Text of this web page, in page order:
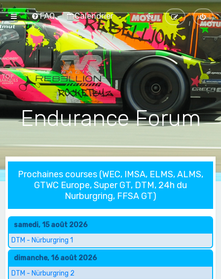
FAQ Calendrier
Endurance Forum
Prochaines courses (WEC, IMSA, ELMS, ALMS,
GTWC Europe, Super GT, DTM, 24h du
Nurburgring, FFSA GT)
samedi, 15 août 2026
DTM - Nürburgring 1
dimanche, 16 août 2026
DTM - Nürburgring 2